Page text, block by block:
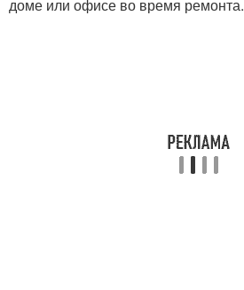
доме или офисе во время ремонта.